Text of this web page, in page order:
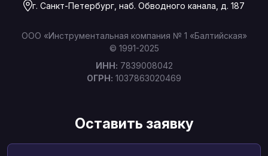
г. Санкт-Петербург, наб. Обводного канала, д. 187
ООО «Инструментальная компания № 1 «Балтийская»
© 1991-2025
ИНН: 7839008042
ОГРН: 1037863020469
Оставить заявку